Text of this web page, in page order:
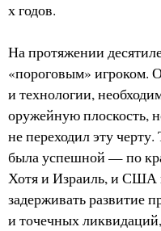
х годов.
На протяжении
«пороговым» игроком.
и технологии,
оружейную плоскость,
не переходил эту черту.
была успешной — по
Хотя и Израиль, и США
задерживать развитие
и точечных